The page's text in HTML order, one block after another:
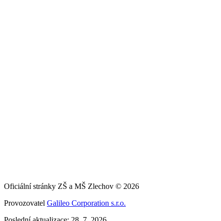
Oficiální stránky ZŠ a MŠ Zlechov © 2026
Provozovatel Galileo Corporation s.r.o.